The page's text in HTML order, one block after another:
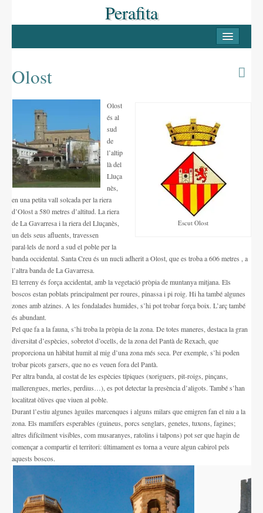
Perafita
Casc antic
Llocs d’interès
LLUÇANÈS
Pobles del Lluçanès
FESTES
La Candelera
La Festa Major
Altres festes
AGENDA
ON MENJAR I DORMIR
Cases rurals, agroturisme
RUTES
Miradors de la Comarca
Romànic del Lluçanès
CONTACTE
Olost
Escut Olost
Olost
és al
sud
de
l’altip
là del
Lluça
nès,
en una petita vall solcada per la riera
d’Olost a 580 metres d’altitud. La riera
de La Gavarresa i la riera del Lluçanès,
un dels seus afluents, travessen
paral·lels de nord a sud el poble per la
banda occidental. Santa Creu és un nucli adherit a Olost, que es troba a 606 metres , a
l’altra banda de La Gavarresa.
El terreny és força accidentat, amb la vegetació pròpia de muntanya mitjana. Els
boscos estan poblats principalment per roures, pinassa i pi roig. Hi ha també algunes
zones amb alzines. A les fondalades humides, s’hi pot trobar força boix. L’arç també
és abundant.
Pel que fa a la fauna, s’hi troba la pròpia de la zona. De totes maneres, destaca la gran
diversitat d’espècies, sobretot d’ocells, de la zona del Pantà de Rexach, que
proporciona un hàbitat humit al mig d’una zona més seca. Per exemple, s’hi poden
trobar picots garsers, que no es veuen fora del Pantà.
Per altra banda, al costat de les espècies típiques (xoriguers, pit-roigs, pinçans,
mallerengues, merles, perdius…), es pot detectar la presència d’aligots. També s’han
localitzat òlives que viuen al poble.
Durant l’estiu algunes àguiles marcenques i alguns milars que emigren fan el niu a la
zona. Els mamífers esperables (guineus, porcs senglars, genetes, tuxons, fagines;
altres difícilment visibles, com musaranyes, ratolins i talpons) pot ser que hagin de
començar a compartir el territori: últimament es torna a veure algun cabirol pels
aquests boscos.